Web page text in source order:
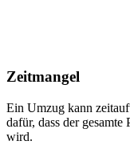
Zeitmangel
Ein Umzug kann
dafür, dass der gesamte
wird.